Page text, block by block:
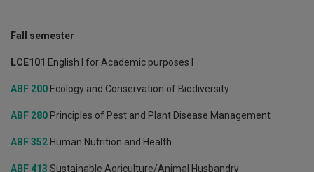
Fall semester
LCE101 English I for Academic purposes I
ABF 200 Ecology and Conservation of Biodiversity
ABF 280 Principles of Pest and Plant Disease Management
ABF 352 Human Nutrition and Health
ABF 413 Sustainable Agriculture/Animal Husbandry